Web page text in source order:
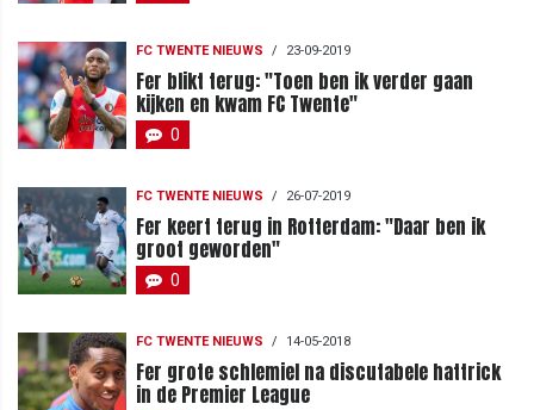
FC TWENTE NIEUWS / 23-09-2019
Fer blikt terug: "Toen ben ik verder gaan
kijken en kwam FC Twente"
0
FC TWENTE NIEUWS / 26-07-2019
Fer keert terug in Rotterdam: "Daar ben ik
groot geworden"
0
FC TWENTE NIEUWS / 14-05-2018
Fer grote schlemiel na discutabele hattrick
in de Premier League